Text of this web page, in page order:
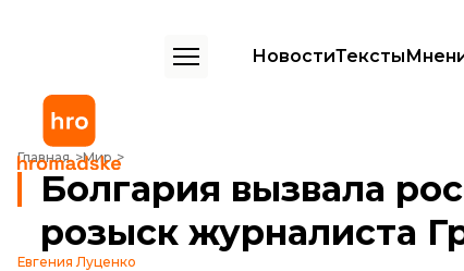
НовостиТексты
Главная Мир
Болгария вызвала российского посла из-за объявления в
Болгария вызвала
розыск журналиста
Евгения Луценко